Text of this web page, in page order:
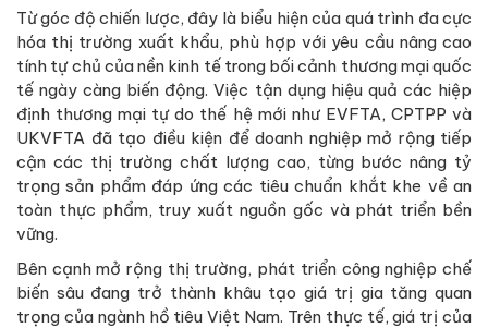
Từ góc độ chiến lược, đây là biểu hiện của quá trình đa cực
hóa thị trường xuất khẩu, phù hợp với yêu cầu nâng cao
tính tự chủ của nền kinh tế trong bối cảnh thương mại quốc
tế ngày càng biến động. Việc tận dụng hiệu quả các hiệp
định thương mại tự do thế hệ mới như EVFTA, CPTPP và
UKVFTA đã tạo điều kiện để doanh nghiệp mở rộng tiếp
cận các thị trường chất lượng cao, từng bước nâng tỷ
trọng sản phẩm đáp ứng các tiêu chuẩn khắt khe về an
toàn thực phẩm, truy xuất nguồn gốc và phát triển bền
vững.
Bên cạnh mở rộng thị trường, phát triển công nghiệp chế
biến sâu đang trở thành khâu tạo giá trị gia tăng quan
trọng của ngành hồ tiêu Việt Nam. Trên thực tế, giá trị của